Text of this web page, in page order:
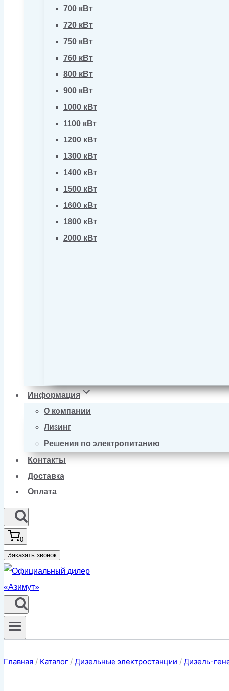
700 кВт
720 кВт
750 кВт
760 кВт
800 кВт
900 кВт
1000 кВт
1100 кВт
1200 кВт
1300 кВт
1400 кВт
1500 кВт
1600 кВт
1800 кВт
2000 кВт
Информация
О компании
Лизинг
Решения по электропитанию
Контакты
Доставка
Оплата
0
Заказать звонок
Главная / Каталог / Дизельные электростанции / Дизель-